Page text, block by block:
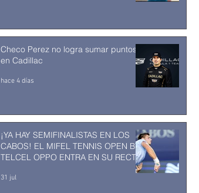
Checo Perez no logra sumar puntos
en Cadillac
hace 4 días
¡YA HAY SEMIFINALISTAS EN LOS
CABOS! EL MIFEL TENNIS OPEN BY
TELCEL OPPO ENTRA EN SU RECTA
31 jul